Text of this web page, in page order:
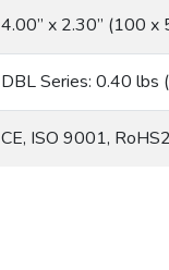
4.00” x 2.30” (100 x
DBL Series: 0.40
CE, ISO 9001,